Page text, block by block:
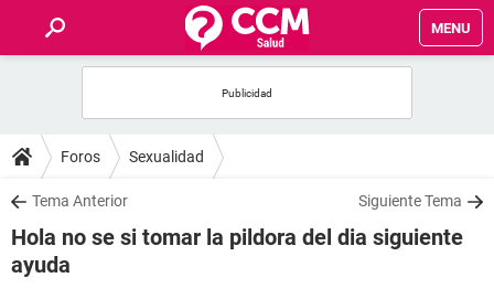
MENU
FOROS
SALUD
FAMILIA
Foros Sexualidad
Tema Anterior Siguiente Tema
Hola no se si tomar la pildora del dia siguiente
ayuda